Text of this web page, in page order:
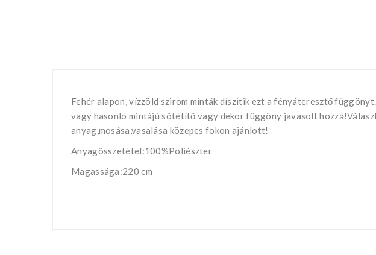
Fehér alapon, vízzöld szirom minták díszitik ezt a fényáteresztő
vagy hasonló mintájú sötétítő vagy dekor függöny javasolt
anyag,mosása,vasalása közepes fokon ajánlott!
Anyagösszetétel:100%Poliészter
Magassága:220 cm